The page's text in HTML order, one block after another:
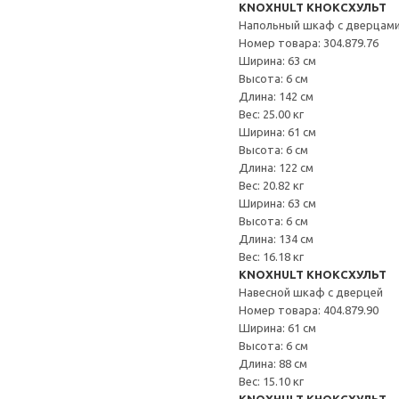
KNOXHULT КНОКСХУЛЬТ
Напольный шкаф с
Номер товара: 304.879.76
Ширина: 63 см
Высота: 6 см
Длина: 142 см
Вес: 25.00 кг
Ширина: 61 см
Высота: 6 см
Длина: 122 см
Вес: 20.82 кг
Ширина: 63 см
Высота: 6 см
Длина: 134 см
Вес: 16.18 кг
KNOXHULT КНОКСХУЛЬТ
Навесной шкаф с дверцей
Номер товара: 404.879.90
Ширина: 61 см
Высота: 6 см
Длина: 88 см
Вес: 15.10 кг